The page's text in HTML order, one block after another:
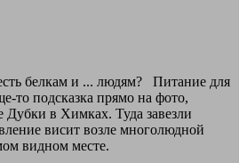
белкам и ... людям? Питание для
то подсказка прямо на фото,
Дубки в Химках. Туда завезли
висит возле многолюдной
видном месте.